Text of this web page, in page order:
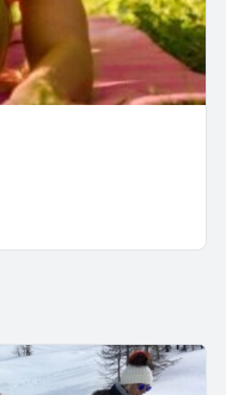
en toute sécurité
personnes par
avoir un aperçu de